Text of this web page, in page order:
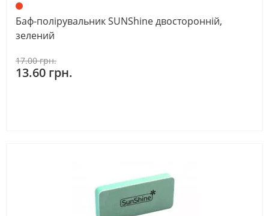
Баф-полірувальник SUNShine двосторонній,
зелений
17.00 грн.
13.60 грн.